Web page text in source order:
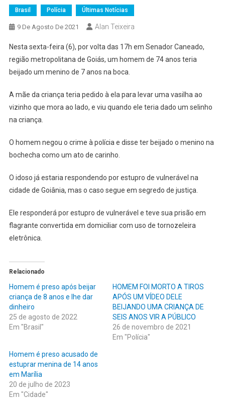
Brasil Polícia Últimas Notícias
9 De Agosto De 2021 Alan Teixeira
Nesta sexta-feira (6), por volta das 17h em Senador Caneado,
região metropolitana de Goiás, um homem de 74 anos teria
beijado um menino de 7 anos na boca.
A mãe da criança teria pedido à ela para levar uma vasilha ao
vizinho que mora ao lado, e viu quando ele teria dado um selinho
na criança.
O homem negou o crime à polícia e disse ter beijado o menino na
bochecha como um ato de carinho.
O idoso já estaria respondendo por estupro de vulnerável na
cidade de Goiânia, mas o caso segue em segredo de justiça.
Ele responderá por estupro de vulnerável e teve sua prisão em
flagrante convertida em domiciliar com uso de tornozeleira
eletrônica.
Relacionado
Homem é preso após beijar
criança de 8 anos e lhe dar
dinheiro
25 de agosto de 2022
Em "Brasil"
HOMEM FOI MORTO A TIROS
APÓS UM VÍDEO DELE
BEIJANDO UMA CRIANÇA DE
SEIS ANOS VIR A PÚBLICO
26 de novembro de 2021
Em "Polícia"
Homem é preso acusado de
estuprar menina de 14 anos
em Marília
20 de julho de 2023
Em "Cidade"